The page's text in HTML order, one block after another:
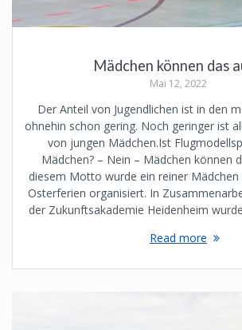
Mädchen können das
Mai 12, 2022
Der Anteil von Jugendlichen ist in den
ohnehin schon gering. Noch geringer ist
von jungen Mädchen.Ist
Mädchen? – Nein – Mädchen können
diesem Motto wurde ein reiner Mädchen
Osterferien organisiert. In
der Zukunftsakademie Heidenheim
Read more